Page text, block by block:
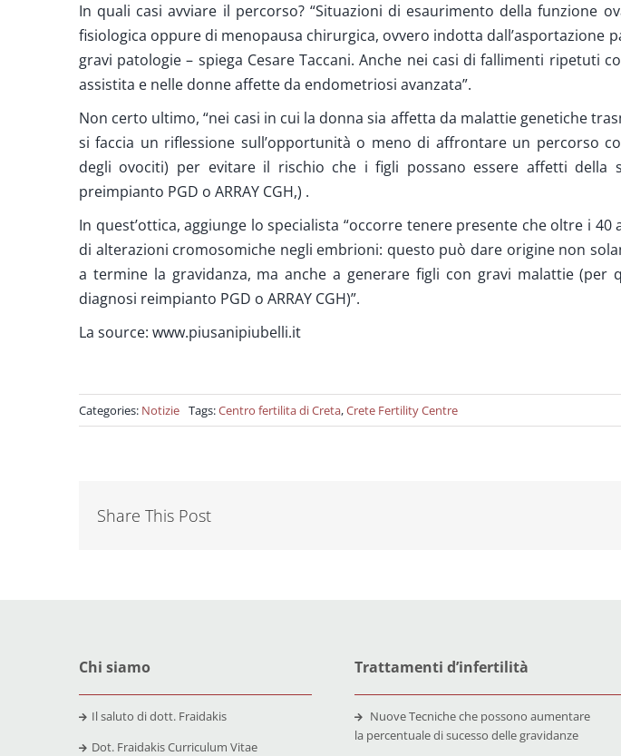
In quali casi avviare il percorso? “Situazioni di esaurimento della funzione
fisiologica oppure di menopausa chirurgica, ovvero indotta dall’asportazione
gravi patologie – spiega Cesare Taccani. Anche nei casi di fallimenti ripetuti
assistita e nelle donne affette da endometriosi avanzata”.
Non certo ultimo, “nei casi in cui la donna sia affetta da malattie genetiche
si faccia un riflessione sull’opportunità o meno di affrontare un percorso
degli ovociti) per evitare il rischio che i figli possano essere affetti della
preimpianto PGD o ARRAY CGH,) .
In quest’ottica, aggiunge lo specialista “occorre tenere presente che oltre i
di alterazioni cromosomiche negli embrioni: questo può dare origine non
a termine la gravidanza, ma anche a generare figli con gravi malattie (per
diagnosi reimpianto PGD o ARRAY CGH)”.
La source: www.piusanipiubelli.it
Categories: Notizie Tags:Centro fertilita di Creta,Crete Fertility Centre
Share This Post
Chi siamo
Il saluto di dott. Fraidakis
Dot. Fraidakis Curriculum Vitae
Trattamenti d’infertilità
Nuove Tecniche che possono aumentare
la percentuale di sucesso delle gravidanze